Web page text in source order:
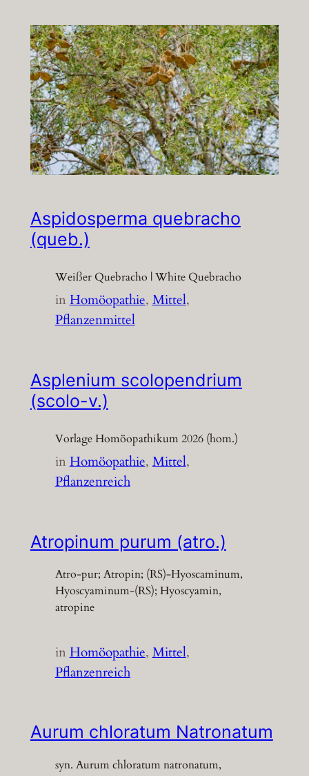
Aspidosperma quebracho
(queb.)
Weißer Quebracho | White Quebracho
inHomöopathie, Mittel
Pflanzenmittel
Asplenium scolopendrium
(scolo-v.)
Vorlage Homöopathikum 2026 (hom.)
inHomöopathie, Mittel
Pflanzenreich
Atropinum purum (atro.)
Atro-pur; Atropin; (RS)-Hyoscaminum,
Hyoscyaminum-(RS); Hyoscyamin,
atropine
inHomöopathie, Mittel
Pflanzenreich
Aurum chloratum Natronatum
syn. Aurum chloratum natronatum,